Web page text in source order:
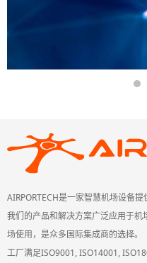
AIRPORTECH是一家智慧机场设备提
我们的产品和解决方案广泛应用于
场使用，是众多国际集成商的选择。
工厂满足ISO9001, ISO14001,